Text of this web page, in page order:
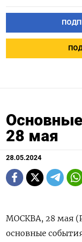
28 мая
28.05.2024
МОСКВА, 28 мая
основные